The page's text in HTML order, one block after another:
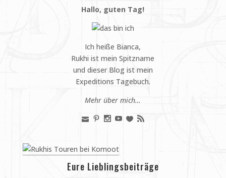
Hallo, guten Tag!
Ich heiße Bianca,
Rukhi ist mein Spitzname
und dieser Blog ist mein
Expeditions Tagebuch.
Mehr über mich…
Eure Lieblingsbeiträge